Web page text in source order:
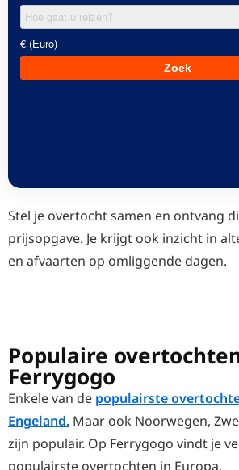
Stel je overtocht samen en ontvang
prijsopgave. Je krijgt ook inzicht in
en afvaarten op omliggende dagen.
Populaire
Ferrygogo
Enkele van de populairste
Engeland. Maar ook Noorwegen,
zijn populair. Op Ferrygogo vindt je
populairste overtochten in Europa.